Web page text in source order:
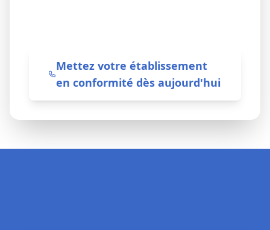
Mettez votre établissement
en conformité dès aujourd'hui